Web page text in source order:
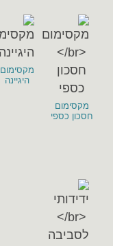
מקסימום
חסכון כספי
מקסימום
היגיינה